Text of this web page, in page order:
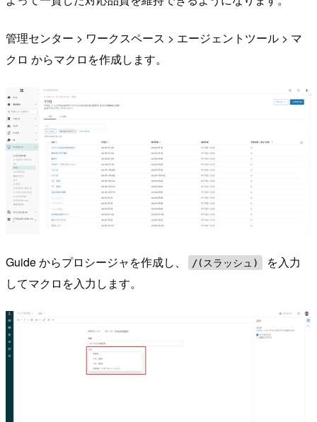
管理センター > ワークスペース > エージェントツール > マ
クロ からマクロを作成します。
Guide からプロシージャを作成し、 /(スラッシュ)
を入力
してマクロを入力します。